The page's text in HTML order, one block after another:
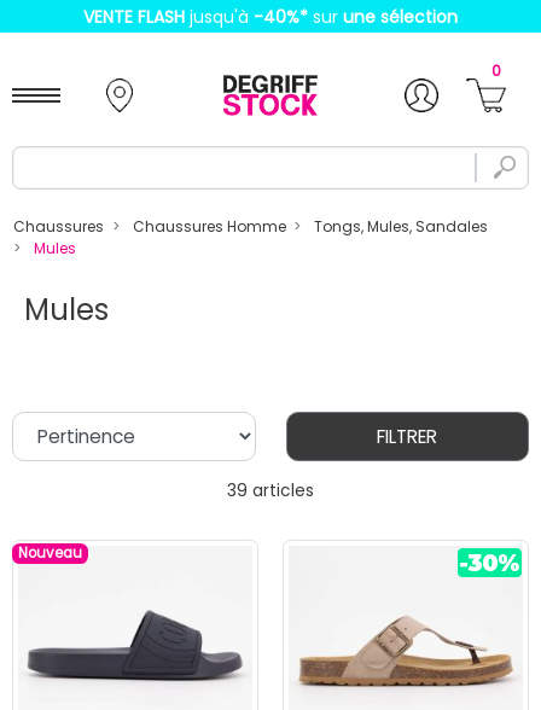
VENTE FLASH jusqu'à -40%* sur une sélection
0
Chaussures Chaussures Homme
Tongs, Mules, Sandales
Mules
Mules
39 articles
FILTRER
Nouveau